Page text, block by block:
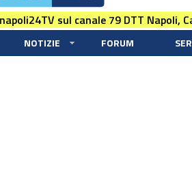
sul canale 79 DTT Napoli,
NOTIZIE FORUM